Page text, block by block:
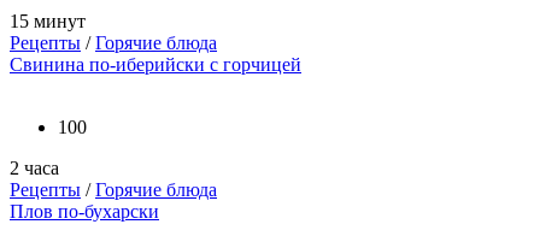
15 минут
Рецепты /Горячие блюда
Свинина по-иберийски с горчицей
100
2 часа
Рецепты /Горячие блюда
Плов по-бухарски